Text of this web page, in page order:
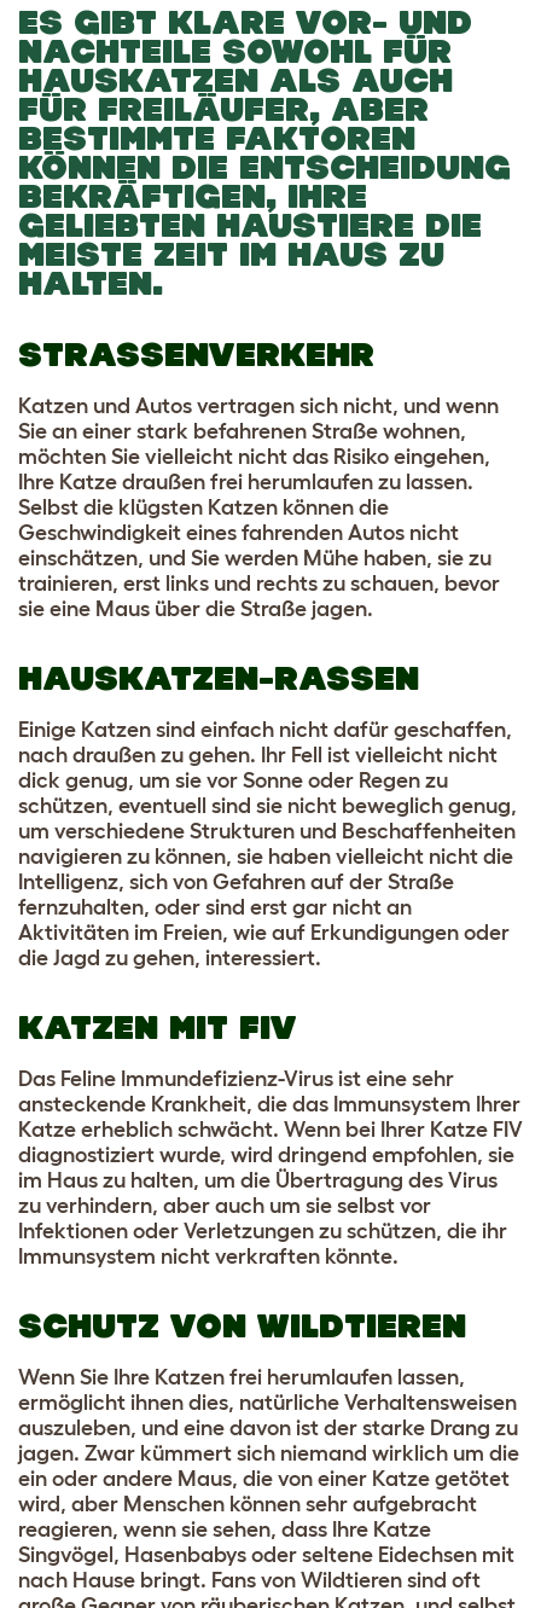
ES GIBT KLARE VOR- UND
NACHTEILE SOWOHL FÜR
HAUSKATZEN ALS AUCH
FÜR FREILÄUFER, ABER
BESTIMMTE FAKTOREN
KÖNNEN DIE ENTSCHEIDUNG
BEKRÄFTIGEN, IHRE
GELIEBTEN HAUSTIERE DIE
MEISTE ZEIT IM HAUS ZU
HALTEN.
STRASSENVERKEHR
Katzen und Autos vertragen sich nicht, und wenn
Sie an einer stark befahrenen Straße wohnen,
möchten Sie vielleicht nicht das Risiko eingehen,
Ihre Katze draußen frei herumlaufen zu lassen.
Selbst die klügsten Katzen können die
Geschwindigkeit eines fahrenden Autos nicht
einschätzen, und Sie werden Mühe haben, sie zu
trainieren, erst links und rechts zu schauen, bevor
sie eine Maus über die Straße jagen.
HAUSKATZEN-RASSEN
Einige Katzen sind einfach nicht dafür geschaffen,
nach draußen zu gehen. Ihr Fell ist vielleicht nicht
dick genug, um sie vor Sonne oder Regen zu
schützen, eventuell sind sie nicht beweglich genug,
um verschiedene Strukturen und Beschaffenheiten
navigieren zu können, sie haben vielleicht nicht die
Intelligenz, sich von Gefahren auf der Straße
fernzuhalten, oder sind erst gar nicht an
Aktivitäten im Freien, wie auf Erkundigungen oder
die Jagd zu gehen, interessiert.
KATZEN MIT FIV
Das Feline Immundefizienz-Virus ist eine sehr
ansteckende Krankheit, die das Immunsystem Ihrer
Katze erheblich schwächt. Wenn bei Ihrer Katze FIV
diagnostiziert wurde, wird dringend empfohlen, sie
im Haus zu halten, um die Übertragung des Virus
zu verhindern, aber auch um sie selbst vor
Infektionen oder Verletzungen zu schützen, die ihr
Immunsystem nicht verkraften könnte.
SCHUTZ VON WILDTIEREN
Wenn Sie Ihre Katzen frei herumlaufen lassen,
ermöglicht ihnen dies, natürliche Verhaltensweisen
auszuleben, und eine davon ist der starke Drang zu
jagen. Zwar kümmert sich niemand wirklich um die
ein oder andere Maus, die von einer Katze getötet
wird, aber Menschen können sehr aufgebracht
reagieren, wenn sie sehen, dass Ihre Katze
Singvögel, Hasenbabys oder seltene Eidechsen mit
nach Hause bringt. Fans von Wildtieren sind oft